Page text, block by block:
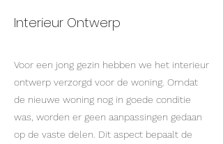
Interieur Ontwerp
Voor een jong gezin hebben we het interieur
ontwerp verzorgd voor de woning. Omdat
de nieuwe woning nog in goede conditie
was, worden er geen aanpassingen gedaan
op de vaste delen. Dit aspect bepaalt de